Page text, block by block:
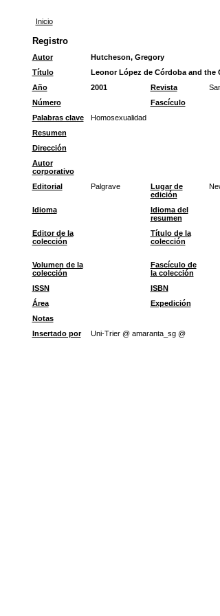
Inicio
Registro
Autor
Hutcheson, Gregory
Título
Leonor López de Córdoba and the
Año
2001 Revista
Número
Fascículo
Palabras clave
Homosexualidad
Resumen
Dirección
Autor
corporativo
Editorial Palgrave
Lugar de
edición
Idioma
Idioma del
resumen
Editor de la
colección
Título de la
colección
Volumen de la
colección
Fascículo de
la colección
ISSN ISBN
Área
Expedición
Notas
Insertado por
Uni-Trier @ amaranta_sg @